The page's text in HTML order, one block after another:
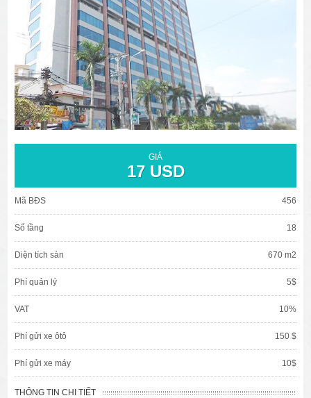
GIÁ
17 USD
Mã BĐS 456
Số tầng 18
Diện tích sàn 670 m2
Phí quản lý 5$
VAT 10%
Phí gửi xe ôtô 150 $
Phí gửi xe máy 10$
THÔNG TIN CHI TIẾT
văn phòng cho thuê quận 3
văn phòng quận 1
văn phòng quận 3
cao ốc văn phòng quận 1
cao ốc văn phòng quận 3